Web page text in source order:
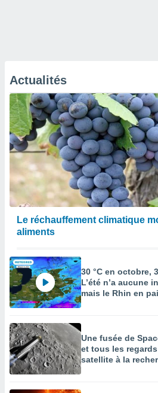
Actualités
Le réchauffement climatique
aliments
30 °C en octobre,
L’été n’a aucune
mais le Rhin en
Une fusée de
et tous les
satellite à la